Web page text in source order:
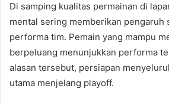
Di samping kualitas permainan di
mental sering memberikan pengaruh
performa tim. Pemain yang mampu
berpeluang menunjukkan performa
alasan tersebut, persiapan
utama menjelang playoff.